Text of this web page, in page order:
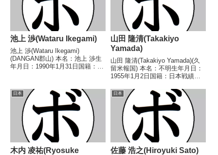
池上 渉(Wataru Ikegami)
池上 渉(Wataru Ikegami)
(DANGAN郡山) 本名：池上 渉生
年月日：1990年1月31日国籍：日
歴】2015/10/19 ○2RTKO 松本
成月(船橋ド...
山田 隆清(Takakiyo
Yamada)
山田 隆清(Takakiyo Yamada)(久
留米報国) 本名：不明生年月日：
1955年1月2日国籍：日本戦績：7
なし 【戦歴】1985/05/19 ○4R
判定 (採点不明) 小林 信二(筑
豊)198...
日本
木内 凌祐(Ryosuke
日本
佐藤 浩之(Hiroyuki Sato)